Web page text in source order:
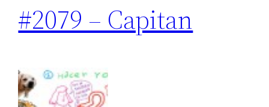
#2079 – Capitan